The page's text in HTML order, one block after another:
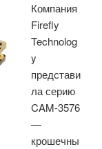
Компания
Firefly
Technolog
y
представи
ла серию
CAM-3576
—
крошечны